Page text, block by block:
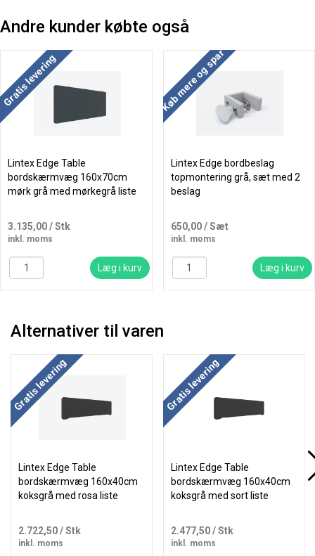
Andre kunder købte også
mere og spar
Gratis levering
Lintex Edge Table
bordskærmvæg 160x70cm
mørk grå med mørkegrå liste
3.135,00/ Stk
inkl. moms
Læg i kurv
Køb mere og spar
Lintex Edge bordbeslag
topmontering grå, sæt med 2
beslag
650,00/ Sæt
inkl. moms
Læg i kurv
Alternativer til varen
Køb mere og spar
Gratis levering
Lintex Edge Table
bordskærmvæg 160x40cm
koksgrå med rosa liste
2.722,50/ Stk
inkl. moms
Køb mere og spar
Gratis levering
Lintex Edge Table
bordskærmvæg 160x40cm
koksgrå med sort liste
2.477,50/ Stk
inkl. moms